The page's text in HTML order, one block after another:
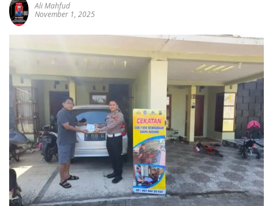
Ali Mahfud
November 1, 2025